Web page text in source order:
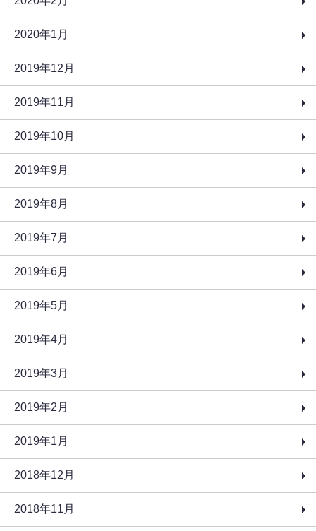
2020年1月
2019年12月
2019年11月
2019年10月
2019年9月
2019年8月
2019年7月
2019年6月
2019年5月
2019年4月
2019年3月
2019年2月
2019年1月
2018年12月
2018年11月